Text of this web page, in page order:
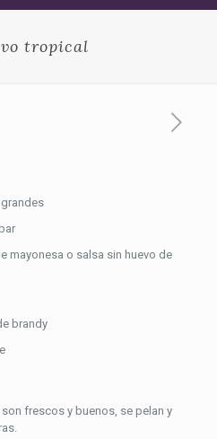
tropical
mayonesa o salsa sin huevo de
brandy
frescos y buenos, se pelan y